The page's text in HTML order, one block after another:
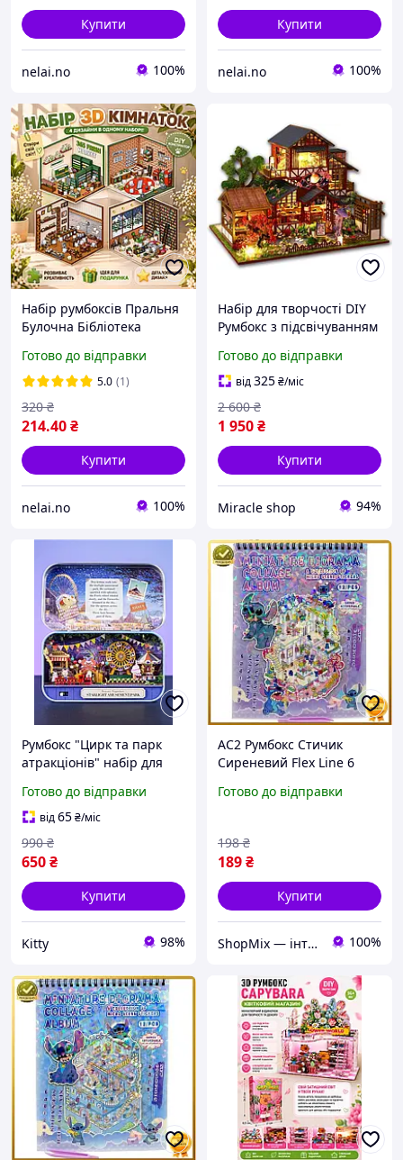
Купити
nelai.no 100%
Купити
nelai.no 100%
Набір румбоксів Пральня
Булочна Бібліотека
кімнатки
Готово до відправки
5.0 (1)
214.40₴
320 ₴
Купити
nelai.no 100%
Набір для творчості DIY
Румбокс з підсвічуванням
конструктор, подарунок
підлітку та дорослим,
інтер'єрна міні
Готово до відправки
від325₴/міс
1 950₴
2 600 ₴
Купити
Miracle shop 94%
Румбокс "Цирк та парк
атракціонів" набір для
світу
Готово до відправки
від65₴/міс
650₴
990 ₴
Купити
Kitty 98%
AC2 Румбокс Стичик
Сиреневий Flex Line 6
Для Дітей Конструктор
Готово до відправки
189₴
198 ₴
Купити
ShopMix — інтернет-магазин сумок та аксесуарів 100%